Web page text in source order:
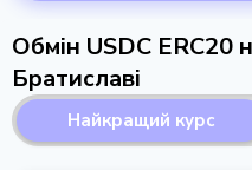
Обмін USDC ERC20
Братиславі
Найкращий курс